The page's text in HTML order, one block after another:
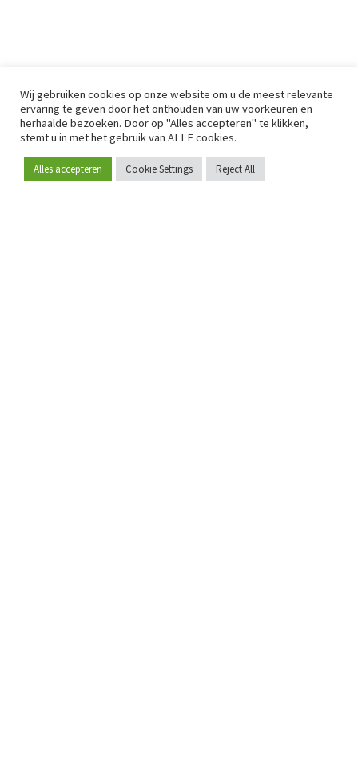
Word lid
Wij gebruiken cookies op onze website om u de meest relevante
ervaring te geven door het onthouden van uw voorkeuren en
herhaalde bezoeken. Door op "Alles accepteren" te klikken,
stemt u in met het gebruik van ALLE cookies.
Alles accepteren Cookie Settings Reject All